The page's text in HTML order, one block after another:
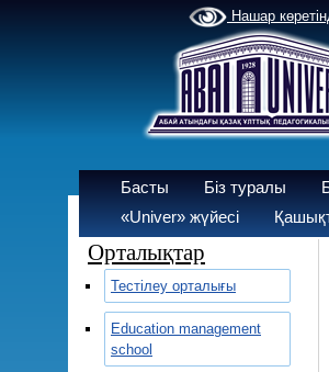
Нашар
Басты Біз туралы
«Univer» жүйесі
Орталықтар
Тестілеу орталығы
Education management
school